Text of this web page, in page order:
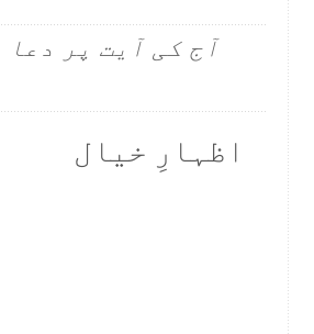
آج کی آیت پر دعا
اظہارِ خیال